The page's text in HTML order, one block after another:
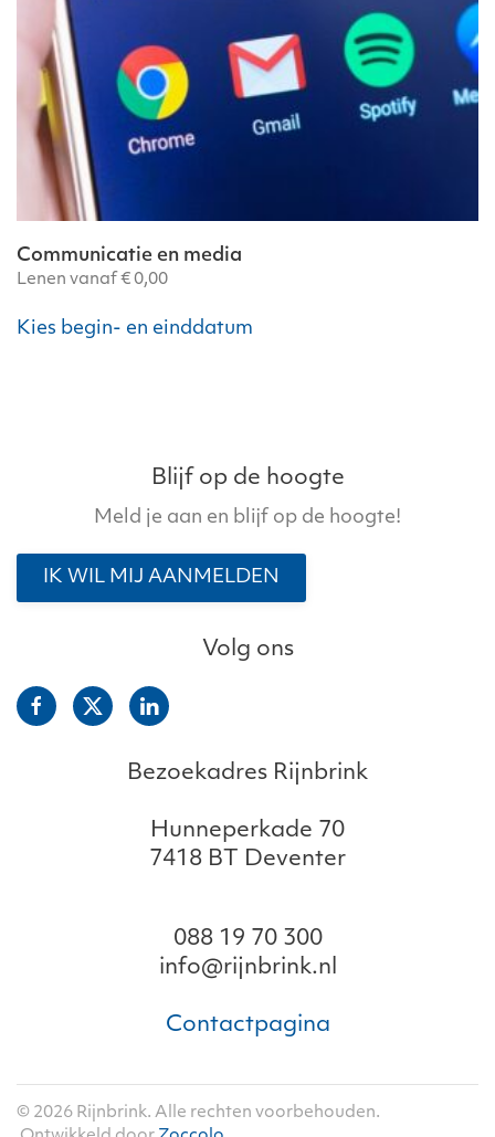
Communicatie en media
Lenen vanaf € 0,00
Kies begin- en einddatum
optie
gekozen
worden
op
Blijf op de hoogte
Meld je aan en blijf op de hoogte!
IK WIL MIJ AANMELDEN
Volg ons
Bezoekadres Rijnbrink
Hunneperkade 70
7418 BT Deventer
088 19 70 300
info@rijnbrink.nl
Contactpagina
© 2026 Rijnbrink. Alle rechten voorbehouden.